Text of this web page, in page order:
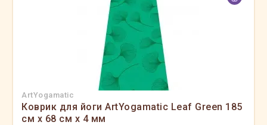
ArtYogamatic
Коврик для йоги ArtYogamatic Leaf Green 185
см x 68 см x 4 мм